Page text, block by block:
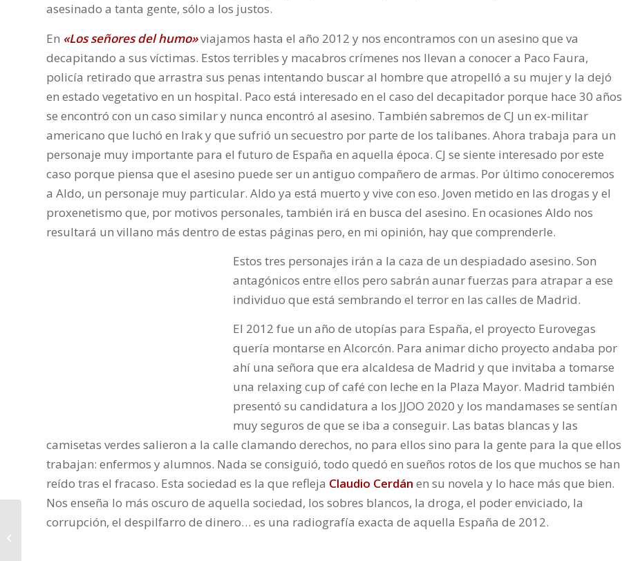
asesinado a tanta gente, sólo a los justos.
En «Los señores del humo»viajamos hasta el año 2012 y nos encontramos con un asesino que va
decapitando a sus víctimas. Estos terribles y macabros crímenes nos llevan a conocer a Paco Faura,
policía retirado que arrastra sus penas intentando buscar al hombre que atropelló a su mujer y la dejó
en estado vegetativo en un hospital. Paco está interesado en el caso del decapitador porque hace 30 años
se encontró con un caso similar y nunca encontró al asesino. También sabremos de CJ un ex-militar
americano que luchó en Irak y que sufrió un secuestro por parte de los talibanes. Ahora trabaja para un
personaje muy importante para el futuro de España en aquella época. CJ se siente interesado por este
caso porque piensa que el asesino puede ser un antiguo compañero de armas. Por último conoceremos
a Aldo, un personaje muy particular. Aldo ya está muerto y vive con eso. Joven metido en las drogas y el
proxenetismo que, por motivos personales, también irá en busca del asesino. En ocasiones Aldo nos
resultará un villano más dentro de estas páginas pero, en mi opinión, hay que comprenderle.
Estos tres personajes irán a la caza de un despiadado asesino. Son
antagónicos entre ellos pero sabrán aunar fuerzas para atrapar a ese
individuo que está sembrando el terror en las calles de Madrid.
El 2012 fue un año de utopías para España, el proyecto Eurovegas
quería montarse en Alcorcón. Para animar dicho proyecto andaba por
ahí una señora que era alcaldesa de Madrid y que invitaba a tomarse
una relaxing cup of café con leche en la Plaza Mayor. Madrid también
presentó su candidatura a los JJOO 2020 y los mandamases se sentían
muy seguros de que se iba a conseguir. Las batas blancas y las
camisetas verdes salieron a la calle clamando derechos, no para ellos sino para la gente para la que ellos
trabajan: enfermos y alumnos. Nada se consiguió, todo quedó en sueños rotos de los que muchos se han
reído tras el fracaso. Esta sociedad es la que refleja Claudio Cerdán en su novela y lo hace más que bien.
Nos enseña lo más oscuro de aquella sociedad, los sobres blancos, la droga, el poder enviciado, la
corrupción, el despilfarro de dinero… es una radiografía exacta de aquella España de 2012.